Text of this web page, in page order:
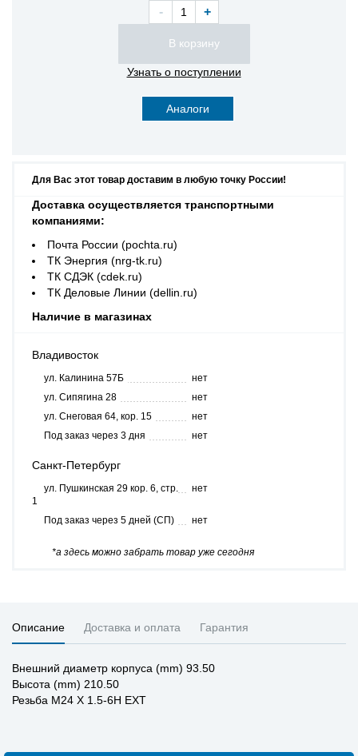
- +
Узнать о поступлении
Аналоги
Для Вас этот товар доставим в любую точку России!
Доставка осуществляется транспортными
компаниями:
Почта России (pochta.ru)
ТК Энергия (nrg-tk.ru)
ТК СДЭК (cdek.ru)
ТК Деловые Линии (dellin.ru)
Наличие в магазинах
Владивосток
ул. Калинина 57Б
нет
ул. Сипягина 28
нет
ул. Снеговая 64, кор. 15
нет
Под заказ через 3 дня
нет
Санкт-Петербург
ул. Пушкинская 29 кор. 6, стр.
1
нет
Под заказ через 5 дней (СП) нет
*а здесь можно забрать товар уже сегодня
Описание Доставка и оплата Гарантия
Внешний диаметр корпуса (mm) 93.50
Высота (mm) 210.50
Резьба M24 X 1.5-6H EXT